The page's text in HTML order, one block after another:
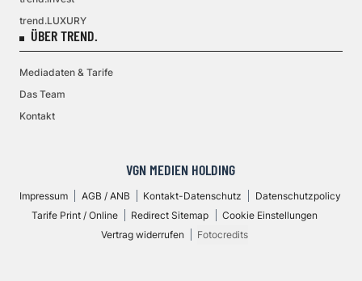
trend.LUXURY
ÜBER TREND.
Mediadaten & Tarife
Das Team
Kontakt
VGN MEDIEN HOLDING
Impressum AGB / ANB Kontakt-Datenschutz
Datenschutzpolicy
Tarife Print / Online
Redirect Sitemap
Cookie Einstellungen
Vertrag widerrufen
Fotocredits